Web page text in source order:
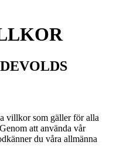
villkor som gäller för alla
att använda vår
du våra allmänna